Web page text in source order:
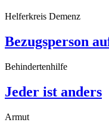
Helferkreis Demenz
Bezugsperson
Behindertenhilfe
Jeder ist anders
Armut